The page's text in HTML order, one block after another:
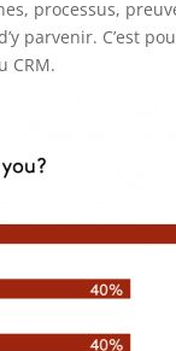
processus,
parvenir. C’est
CRM.